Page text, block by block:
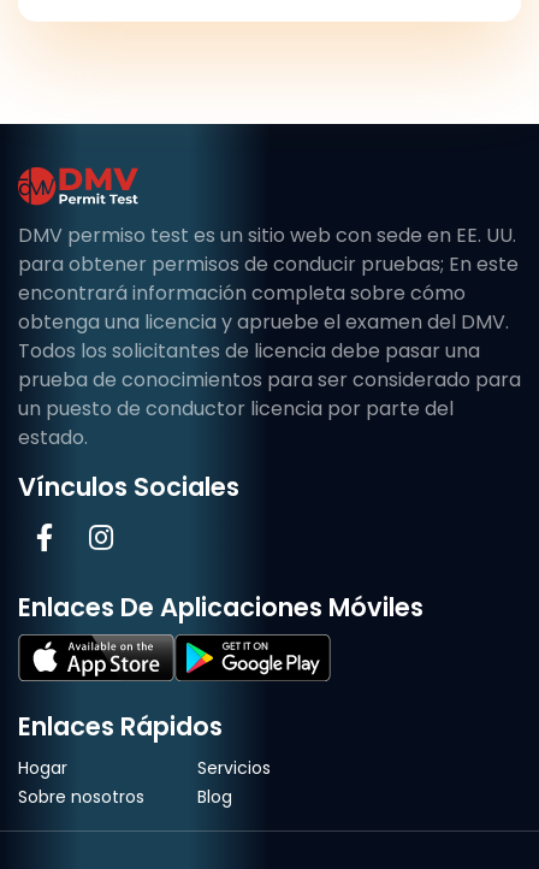
DMV permiso test es un sitio web con sede en EE. UU.
para obtener permisos de conducir pruebas; En este
encontrará información completa sobre cómo
obtenga una licencia y apruebe el examen del DMV.
Todos los solicitantes de licencia debe pasar una
prueba de conocimientos para ser considerado para
un puesto de conductor licencia por parte del
estado.
Vínculos Sociales
Enlaces De Aplicaciones Móviles
Enlaces Rápidos
Hogar
Sobre nosotros
Servicios
Blog